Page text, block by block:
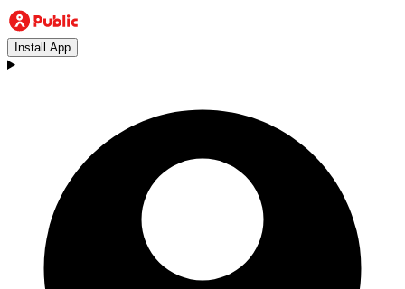
Install App